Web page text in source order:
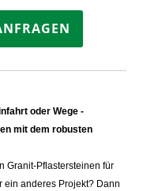
oder Wege -
mit dem robusten
Granit-Pflastersteinen für
ein anderes Projekt? Dann